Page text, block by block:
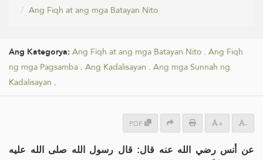
Ang Fiqh at ang mga Batayan Nito
Ang Kategorya: Ang Fiqh at ang mga Batayan Nito . Ang Fiqh
ng mga Pagsamba . Ang Kadalisayan . Ang mga Sunnah ng
Kadalisayan .
PDF + -
عن أنس رضي الله عنه قال: قال رسول الله صلى الله عليه